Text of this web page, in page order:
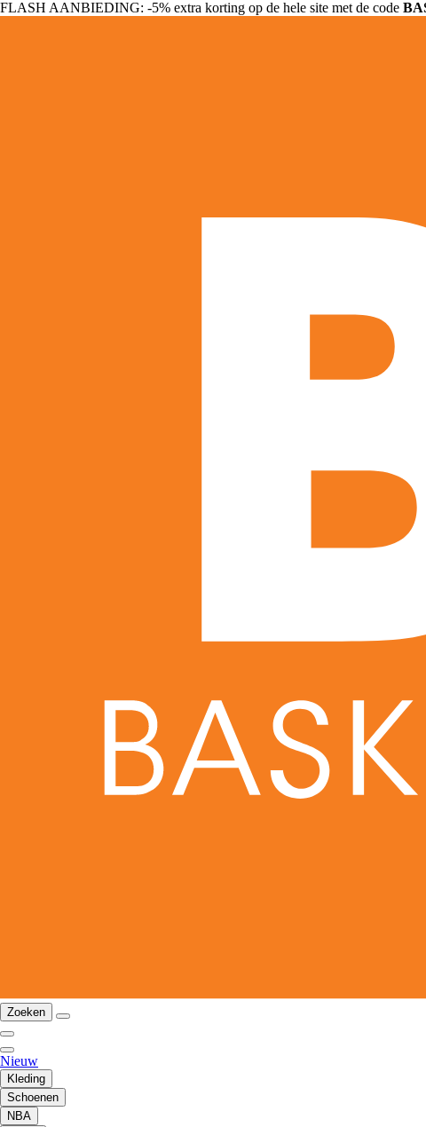
FLASH AANBIEDING: -5% extra korting op de hele site met de code
Zoeken
Nieuw
Kleding
Schoenen
NBA